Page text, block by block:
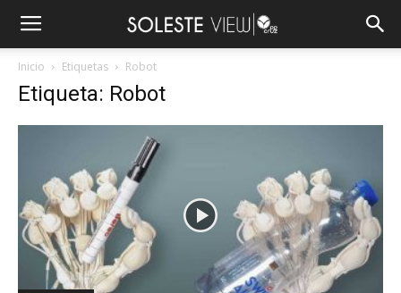
Inicio Etiquetas Robot
Etiqueta: Robot